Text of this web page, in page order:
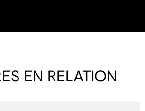
EN RELATION